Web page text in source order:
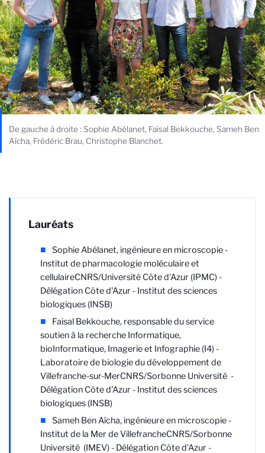
De gauche à droite : Sophie Abélanet, Faisal Bekkouche, Sameh Ben
Aïcha, Frédéric Brau, Christophe Blanchet.
Lauréats
Sophie Abélanet, ingénieure en microscopie -
Institut de pharmacologie moléculaire et
cellulaireCNRS/Université Côte d'Azur (IPMC) -
Délégation Côte d'Azur - Institut des sciences
biologiques (INSB)
Faisal Bekkouche, responsable du service
soutien à la recherche Informatique,
bioInformatique, Imagerie et Infographie (I4) -
Laboratoire de biologie du développement de
Villefranche-sur-MerCNRS/Sorbonne Université -
Délégation Côte d'Azur - Institut des sciences
biologiques (INSB)
Sameh Ben Aïcha, ingénieure en microscopie -
Institut de la Mer de VillefrancheCNRS/Sorbonne
Université (IMEV) - Délégation Côte d'Azur -